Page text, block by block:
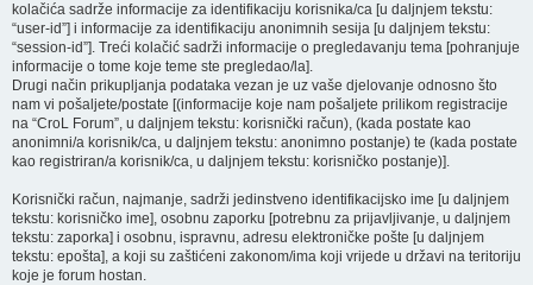
kolačića sadrže informacije za identifikaciju korisnika/ca [u daljnjem tekstu:
“user-id”] i informacije za identifikaciju anonimnih sesija [u daljnjem tekstu:
“session-id”]. Treći kolačić sadrži informacije o pregledavanju tema [pohranjuje
informacije o tome koje teme ste pregledao/la].
Drugi način prikupljanja podataka vezan je uz vaše djelovanje odnosno što
nam vi pošaljete/postate [(informacije koje nam pošaljete prilikom registracije
na “CroL Forum”, u daljnjem tekstu: korisnički račun), (kada postate kao
anonimni/a korisnik/ca, u daljnjem tekstu: anonimno postanje) te (kada postate
kao registriran/a korisnik/ca, u daljnjem tekstu: korisničko postanje)].
Korisnički račun, najmanje, sadrži jedinstveno identifikacijsko ime [u daljnjem
tekstu: korisničko ime], osobnu zaporku [potrebnu za prijavljivanje, u daljnjem
tekstu: zaporka] i osobnu, ispravnu, adresu elektroničke pošte [u daljnjem
tekstu: epošta], a koji su zaštićeni zakonom/ima koji vrijede u državi na teritoriju
koje je forum hostan.